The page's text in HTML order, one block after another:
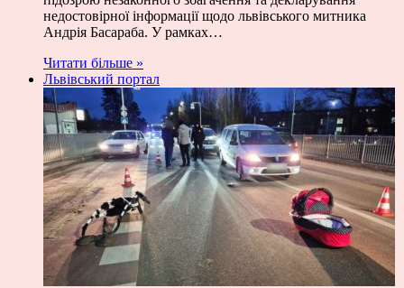
недостовірної інформації щодо львівського митника
Андрія Басараба. У рамках…
Читати більше »
Львівський портал